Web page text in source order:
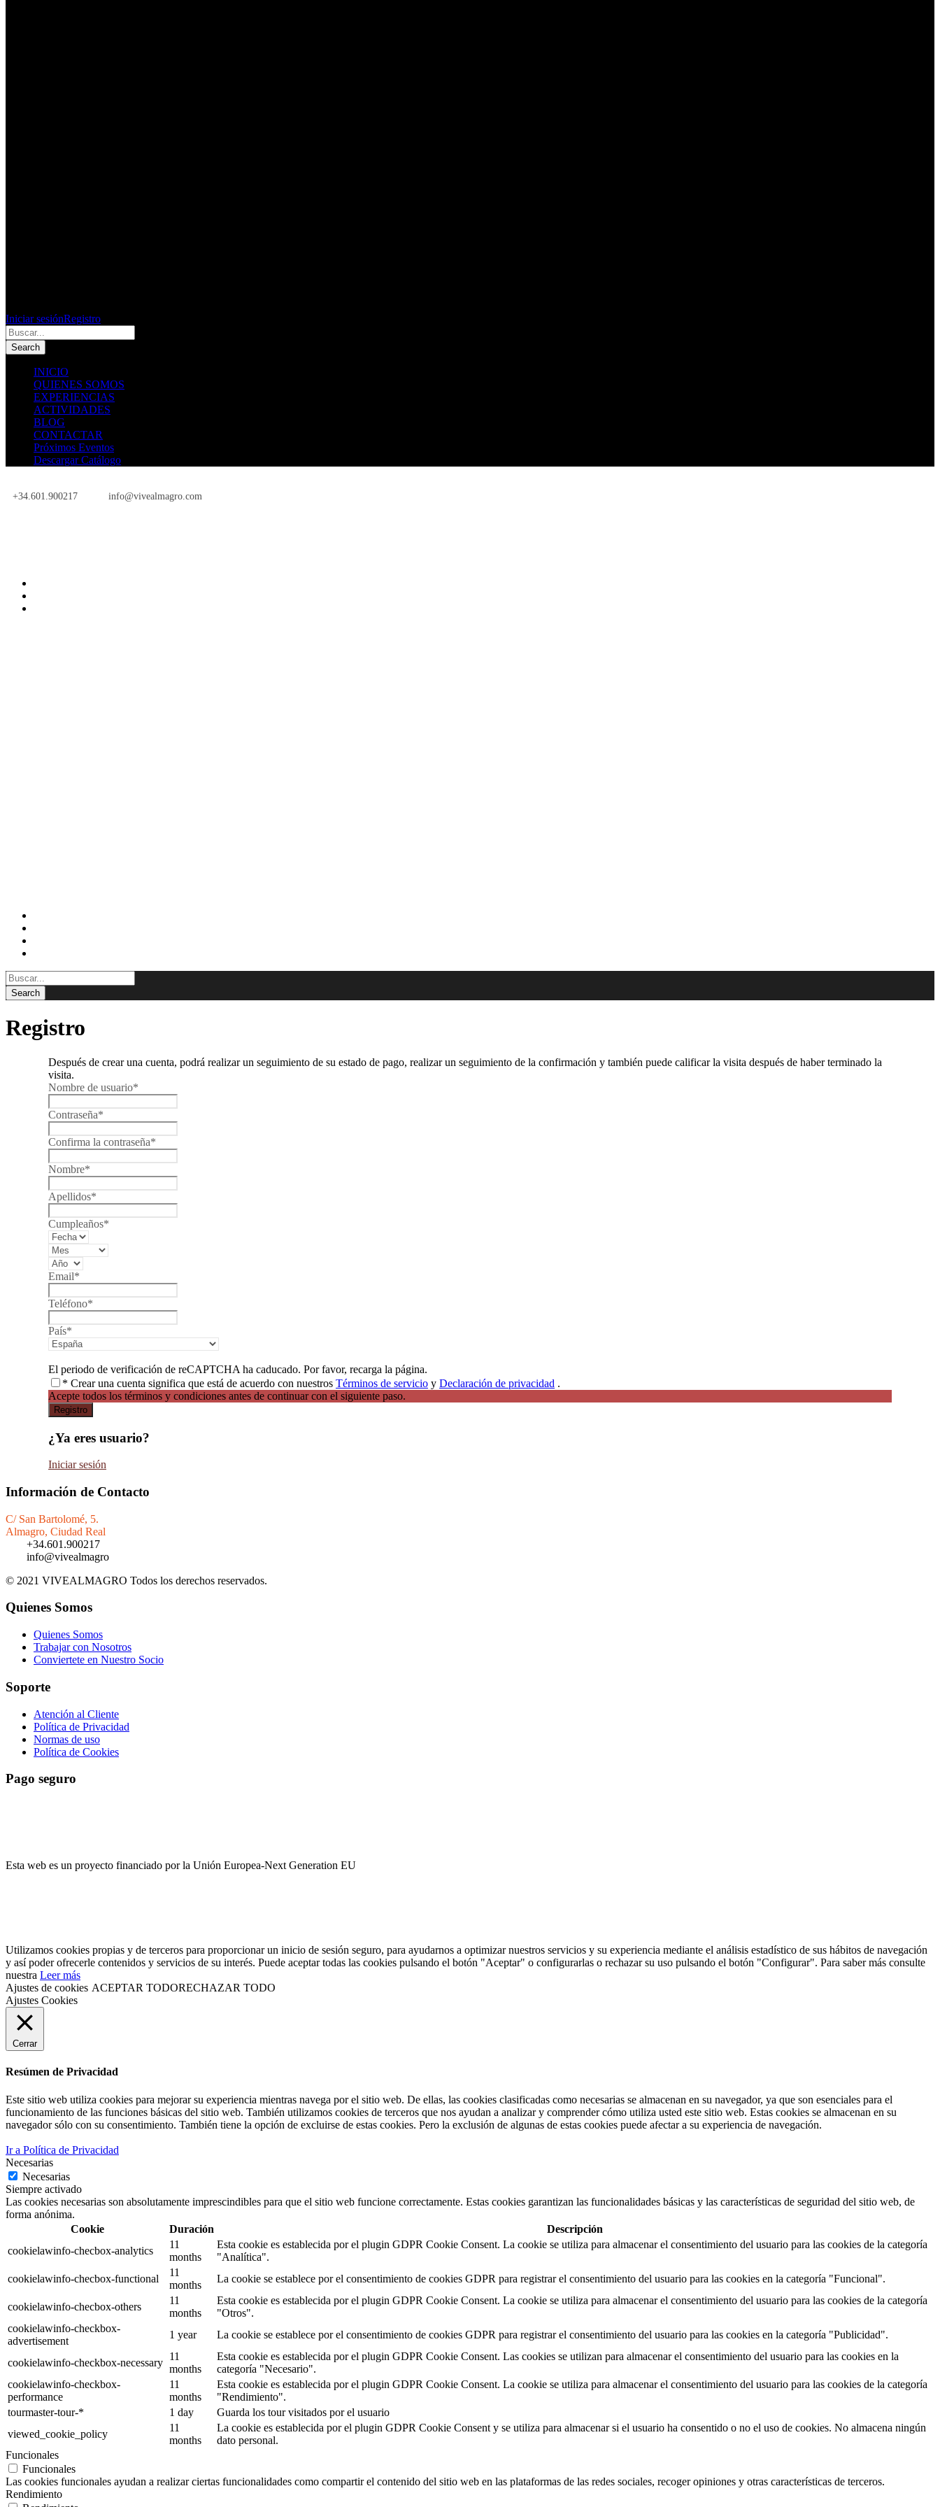
Iniciar sesiónRegistro
INICIO
QUIENES SOMOS
EXPERIENCIAS
ACTIVIDADES
BLOG
CONTACTAR
Próximos Eventos
Descargar Catálogo
+34.601.900217
info@vivealmagro.com
Registro
Después de crear una cuenta, podrá realizar un seguimiento de su estado de pago, realizar un seguimiento de la confirmación y también puede calificar la visita después de haber terminado la
visita.
Nombre de usuario*
Contraseña*
Confirma la contraseña*
Nombre*
Apellidos*
Cumpleaños*
Email*
Teléfono*
País*
El periodo de verificación de reCAPTCHA ha caducado. Por favor, recarga la página.
* Crear una cuenta significa que está de acuerdo con nuestros Términos de servicio y Declaración de privacidad .
Acepte todos los términos y condiciones antes de continuar con el siguiente paso.
¿Ya eres usuario?
Iniciar sesión
Información de Contacto
C/ San Bartolomé, 5.
Almagro, Ciudad Real
+34.601.900217
info@vivealmagro
© 2021 VIVEALMAGRO Todos los derechos reservados.
Quienes Somos
Quienes Somos
Trabajar con Nosotros
Conviertete en Nuestro Socio
Soporte
Atención al Cliente
Política de Privacidad
Normas de uso
Política de Cookies
Pago seguro
Esta web es un proyecto financiado por la Unión Europea-Next Generation EU
Utilizamos cookies propias y de terceros para proporcionar un inicio de sesión seguro, para ayudarnos a optimizar nuestros servicios y su experiencia mediante el análisis estadístico de sus hábitos de navegación
y así poder ofrecerle contenidos y servicios de su interés. Puede aceptar todas las cookies pulsando el botón "Aceptar" o configurarlas o rechazar su uso pulsando el botón "Configurar". Para saber más consulte
nuestra Leer más
Ajustes de cookies ACEPTAR TODORECHAZAR TODO
Ajustes Cookies
Cerrar
Resúmen de Privacidad
Este sitio web utiliza cookies para mejorar su experiencia mientras navega por el sitio web. De ellas, las cookies clasificadas como necesarias se almacenan en su navegador, ya que son esenciales para el
funcionamiento de las funciones básicas del sitio web. También utilizamos cookies de terceros que nos ayudan a analizar y comprender cómo utiliza usted este sitio web. Estas cookies se almacenan en su
navegador sólo con su consentimiento. También tiene la opción de excluirse de estas cookies. Pero la exclusión de algunas de estas cookies puede afectar a su experiencia de navegación.
Ir a Política de Privacidad
Necesarias
Necesarias
Siempre activado
Las cookies necesarias son absolutamente imprescindibles para que el sitio web funcione correctamente. Estas cookies garantizan las funcionalidades básicas y las características de seguridad del sitio web, de
forma anónima.
Cookie
Duración
Descripción
cookielawinfo-checbox-analytics
11
months
Esta cookie es establecida por el plugin GDPR Cookie Consent. La cookie se utiliza para almacenar el consentimiento del usuario para las cookies de la categoría
"Analítica".
cookielawinfo-checbox-functional
11
months
La cookie se establece por el consentimiento de cookies GDPR para registrar el consentimiento del usuario para las cookies en la categoría "Funcional".
cookielawinfo-checbox-others
11
months
Esta cookie es establecida por el plugin GDPR Cookie Consent. La cookie se utiliza para almacenar el consentimiento del usuario para las cookies de la categoría
"Otros".
cookielawinfo-checkbox-
advertisement
1 year La cookie se establece por el consentimiento de cookies GDPR para registrar el consentimiento del usuario para las cookies en la categoría "Publicidad".
cookielawinfo-checkbox-necessary
11
months
Esta cookie es establecida por el plugin GDPR Cookie Consent. Las cookies se utilizan para almacenar el consentimiento del usuario para las cookies en la
categoría "Necesario".
cookielawinfo-checkbox-
performance
11
months
Esta cookie es establecida por el plugin GDPR Cookie Consent. La cookie se utiliza para almacenar el consentimiento del usuario para las cookies de la categoría
"Rendimiento".
tourmaster-tour-*
1 day
Guarda los tour visitados por el usuario
viewed_cookie_policy
11
months
La cookie es establecida por el plugin GDPR Cookie Consent y se utiliza para almacenar si el usuario ha consentido o no el uso de cookies. No almacena ningún
dato personal.
Funcionales
Funcionales
Las cookies funcionales ayudan a realizar ciertas funcionalidades como compartir el contenido del sitio web en las plataformas de las redes sociales, recoger opiniones y otras características de terceros.
Rendimiento